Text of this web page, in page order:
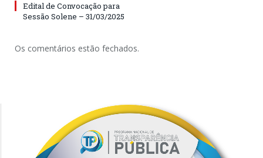
Edital de Convocação para
Sessão Solene – 31/03/2025
Os comentários estão fechados.